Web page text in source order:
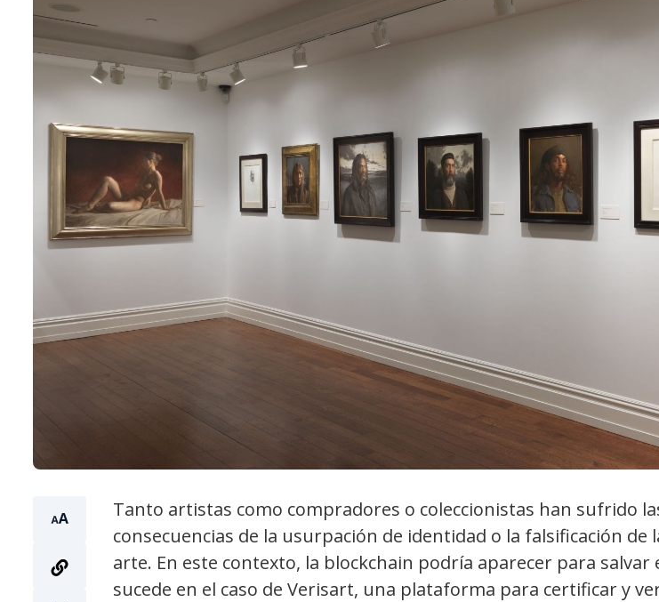
Tanto artistas como compradores o coleccionistas han sufrido
consecuencias de la usurpación de identidad o la falsificación de
arte. En este contexto, la blockchain podría aparecer para salvar
sucede en el caso de Verisart, una plataforma para certificar y